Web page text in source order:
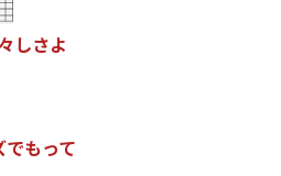
々 しさよ
でもって